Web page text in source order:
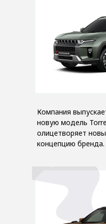
Компания
новую модель
олицетворяет
концепцию бренда.